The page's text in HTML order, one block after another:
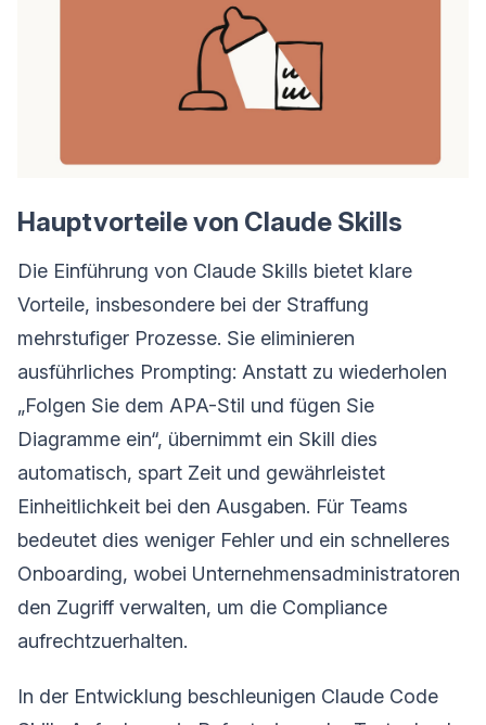
Hauptvorteile von Claude Skills
Die Einführung von Claude Skills bietet klare
Vorteile, insbesondere bei der Straffung
mehrstufiger Prozesse. Sie eliminieren
ausführliches Prompting: Anstatt zu wiederholen
„Folgen Sie dem APA-Stil und fügen Sie
Diagramme ein“, übernimmt ein Skill dies
automatisch, spart Zeit und gewährleistet
Einheitlichkeit bei den Ausgaben. Für Teams
bedeutet dies weniger Fehler und ein schnelleres
Onboarding, wobei Unternehmensadministratoren
den Zugriff verwalten, um die Compliance
aufrechtzuerhalten.
In der Entwicklung beschleunigen Claude Code